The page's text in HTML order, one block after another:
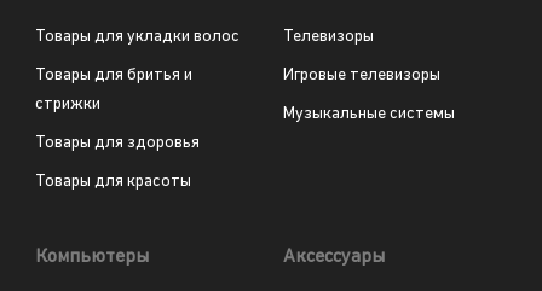
Товары для укладки волос
Товары для бритья и
стрижки
Товары для здоровья
Товары для красоты
Телевизоры
Игровые телевизоры
Музыкальные системы
Компьютеры Аксессуары